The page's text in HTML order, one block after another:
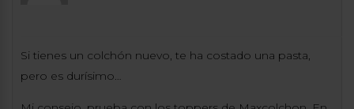
Si tienes un colchón nuevo, te ha costado una pasta,
pero es durísimo…